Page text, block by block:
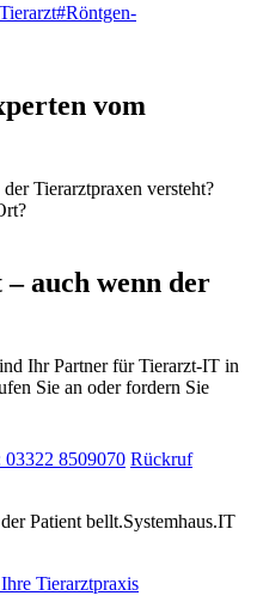
#Röntgen-
vom
Tierarztpraxen versteht?
auch wenn der
Ihr Partner für Tierarzt-IT in
Sie an oder fordern Sie
03322 8509070 Rückruf
Patient bellt.Systemhaus.IT
Tierarztpraxis